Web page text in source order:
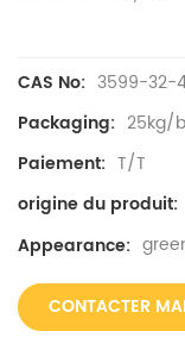
CAS No: 3599-32-
Packaging: 25kg/
Paiement: T/T
origine du produit:
Appearance:
CONTACTER